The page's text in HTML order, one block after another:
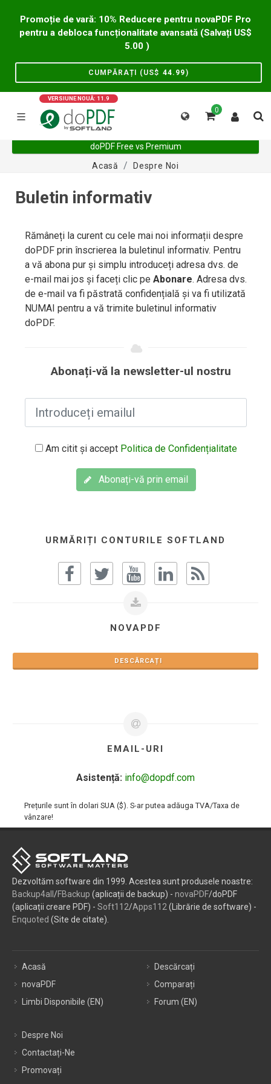
Promoție de vară: 10% Reducere pentru novaPDF Pro
5.00 )
CUMPĂRAȚI (US$ 44.99)
VERSIUNE NOUĂ: 11.9
0
doPDF Free vs Premium
Acasă
Despre Noi
Buletin informativ
Rămâneți la curent cu cele mai noi informații despre
doPDF prin înscrierea la buletinul informativ. Pentru
a vă abona pur și simplu introduceți adresa dvs. de
e-mail mai jos și faceți clic pe Abonare. Adresa dvs.
de e-mail va fi păstrată confidențială și va fi utilizată
NUMAI pentru a vă trimite buletinul informativ
doPDF.
Abonați-vă la newsletter-ul nostru
Am citit și accept Politica de Confidențialitate
Abonați-vă prin email
URMĂRIȚI CONTURILE SOFTLAND
NOVAPDF
DESCĂRCAȚI
EMAIL-URI
Asistență: info@dopdf.com
Prețurile sunt în dolari SUA ($). S-ar putea adăuga TVA/Taxa de
vânzare!
Dezvoltăm software din 1999. Acestea sunt produsele noastre:
Backup4all /FBackup (aplicații de backup) - novaPDF/doPDF
(aplicații creare PDF) - Soft112/Apps112 (Librărie de software) -
Enquoted (Site de citate).
Acasă
novaPDF
Limbi Disponibile (EN)
Descărcați
Comparați
Forum (EN)
Despre Noi
Contactați-Ne
Promovați